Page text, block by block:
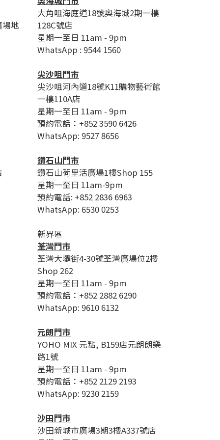
地
大角咀海庭道18號奧海城2期一樓
128C號店
星期一至日 11am - 9pm
WhatsApp : 9544 1560
尖沙咀門市
尖沙咀河內道18號K11購物藝術館
一樓110A店
星期一至日 11am - 9pm
預約電話：+852 3590 6426
WhatsApp: 9527 8656
鑽石山門市
鑽石山荷里活廣場1樓Shop 155
星期一至日 11am-9pm
預約電話: +852 2836 6963
WhatsApp: 6530 0253
新界區
荃灣門市
荃灣大壩街4-30號荃灣廣場位2樓
Shop 262
星期一至日 11am - 9pm
預約電話：+852 2882 6290
WhatsApp: 9610 6132
元朗門市
YOHO MIX 元點, B159店元朗朗樂
路1號
星期一至日 11am - 9pm
預約電話：+852 2129 2193
WhatsApp: 9230 2159
沙田門市
沙田新城市廣場3期3樓A337號店